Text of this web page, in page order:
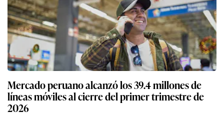
Mercado peruano alcanzó los 39.4 millones de
líneas móviles al cierre del primer trimestre de
2026